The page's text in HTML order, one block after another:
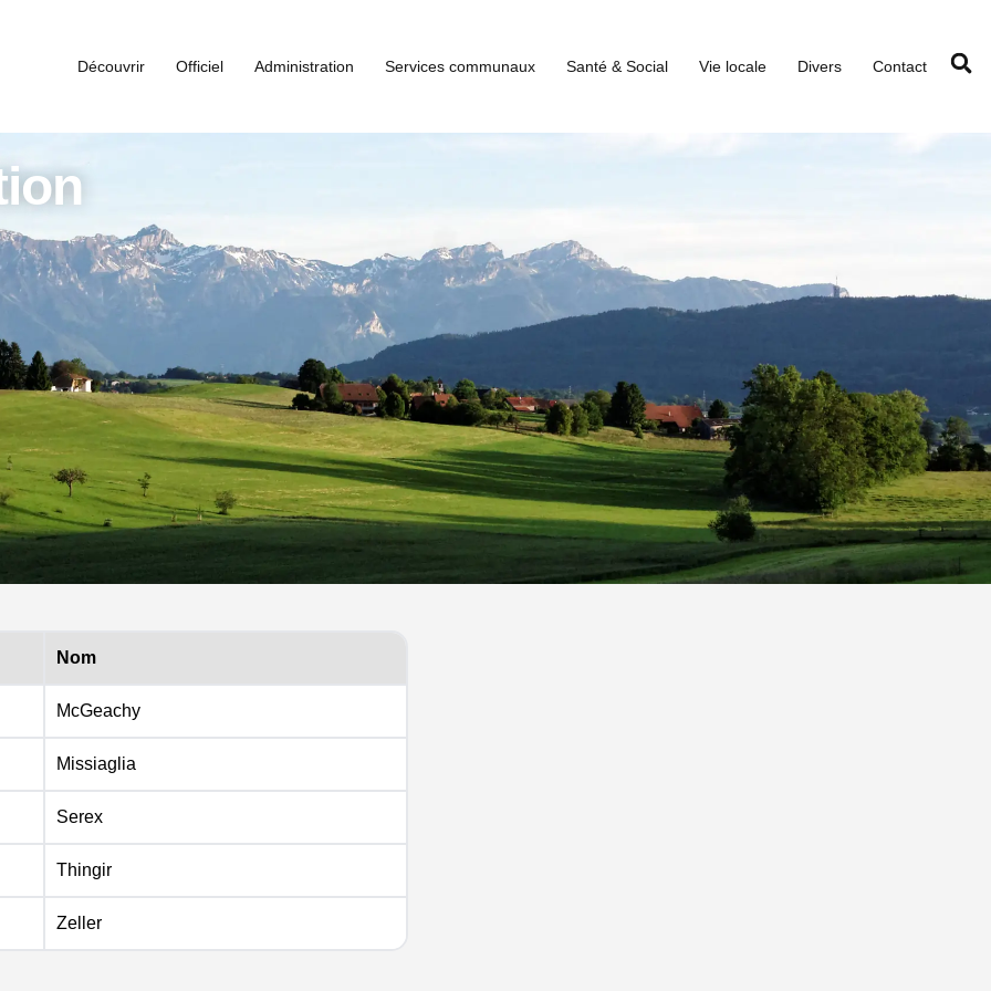
Découvrir Officiel Administration Services communaux Santé & Social Vie locale Divers Contact
Nom
McGeachy
Missiaglia
Serex
Thingir
Zeller